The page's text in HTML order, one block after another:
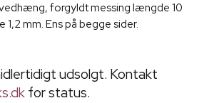
forgyldt messing længde 10
1,2 mm. Ens på begge sider.
udsolgt. Kontakt
for status.